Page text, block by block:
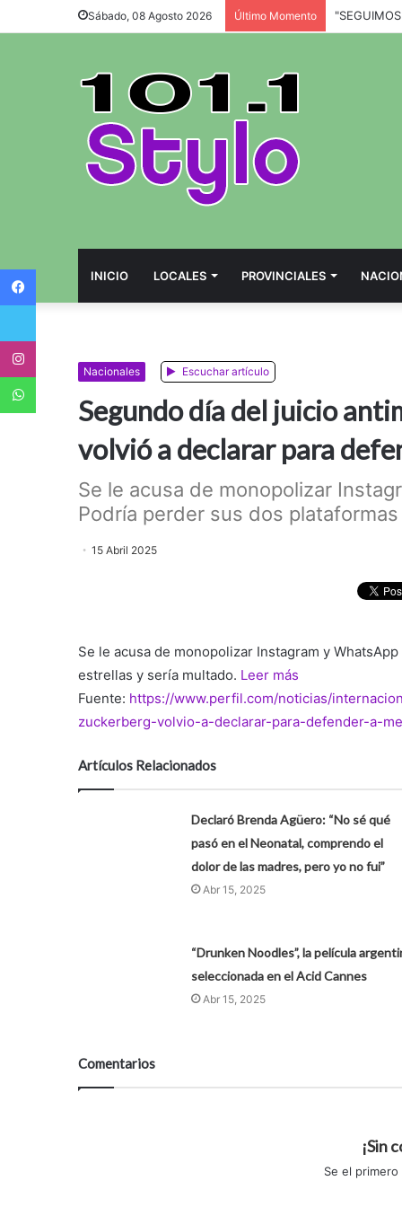
Sábado, 08 Agosto 2026 Último Momento
INICIO LOCALES PROVINCIALES
Nacionales Escuchar artículo
Segundo día del juicio
volvió a declarar para
Se le acusa de monopolizar
Podría perder sus dos
15 Abril 2025
Se le acusa de monopolizar Instagram y
estrellas y sería multado. Leer más
Fuente: https://www.perfil.com/noticias/
zuckerberg-volvio-a-declarar-para-defender-a-
Artículos Relacionados
Declaró Brenda Agüero: “No sé qué
pasó en el Neonatal, comprendo el
dolor de las madres, pero yo no fui”
Abr 15, 2025
“Drunken Noodles”, la película
seleccionada en el Acid Cannes
Abr 15, 2025
Comentarios
¡Sin
Se el
Twitter
WhatsApp